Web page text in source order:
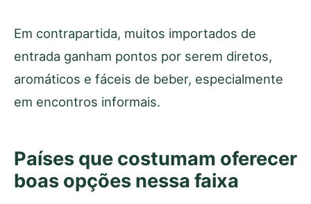
Em contrapartida, muitos importados de
entrada ganham pontos por serem diretos,
aromáticos e fáceis de beber, especialmente
em encontros informais.
Países que costumam oferecer
boas opções nessa faixa